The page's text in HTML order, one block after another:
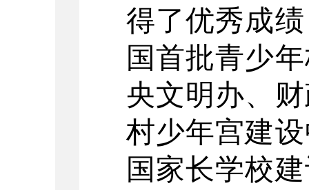
得了优秀成
国首批青少
央文明办、
村少年宫建
国家长学校